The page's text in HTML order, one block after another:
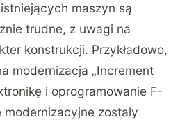
maszyn są
trudne, z uwagi na
konstrukcji. Przykładowo,
modernizacja „Increment
i oprogramowanie F-
zostały